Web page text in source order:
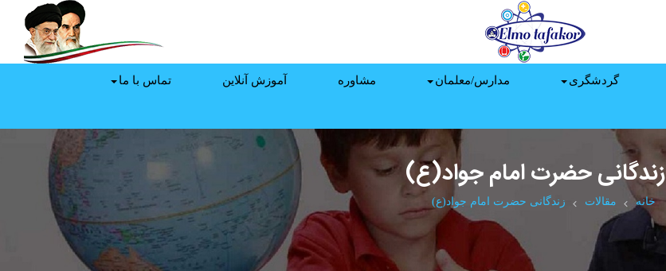
گردشگری مدارس/معلمان مشاوره آموزش آنلاین تماس با ما
زندگانی حضرت امام جواد(ع)
خانه مقالات زندگانی حضرت امام جواد(ع)